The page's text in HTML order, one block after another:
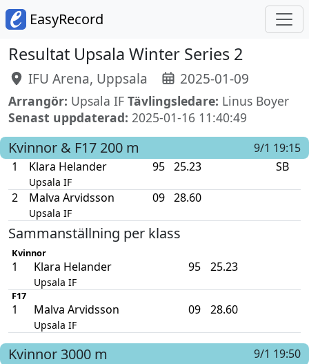
EasyRecord
Resultat Upsala Winter Series 2
IFU Arena, Uppsala 2025-01-09
Arrangör: Upsala IF Tävlingsledare: Linus Boyer
Senast uppdaterad: 2025-01-16 11:40:49
Kvinnor & F17 200 m
9/1 19:15
1
Klara Helander
Upsala IF
95 25.23 SB
2 Malva Arvidsson
Upsala IF
09 28.60
Sammanställning per klass
Kvinnor
1 Klara Helander
Upsala IF
95 25.23
F17
1 Malva Arvidsson
Upsala IF
09 28.60
Kvinnor 3000 m
9/1 19:50